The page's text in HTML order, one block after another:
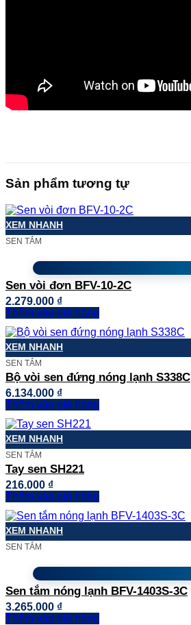
Sản phẩm tương tự
XEM NHANH
SEN TẮM
Sen vòi đơn BFV-10-2C
2.279.000 ₫
Thêm vào giỏ hàng
XEM NHANH
SEN TẮM
Bộ vòi sen đứng nóng lạnh S338C
6.134.000 ₫
Thêm vào giỏ hàng
XEM NHANH
SEN TẮM
Tay sen SH221
216.000 ₫
Thêm vào giỏ hàng
XEM NHANH
SEN TẮM
Sen tắm nóng lạnh BFV-1403S-3C
3.265.000 ₫
Thêm vào giỏ hàng